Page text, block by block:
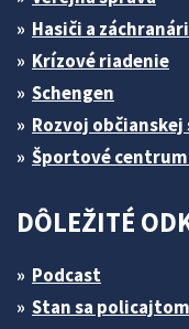
Hasiči a záchranári
Krízové riadenie
Schengen
Rozvoj
Športové
DÔLEŽITÉ
Podcast
Stan sa policajtom